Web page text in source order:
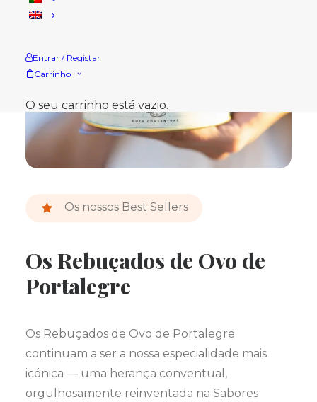
Entrar / Registar
Carrinho
O seu carrinho está vazio.
Os nossos Best Sellers
Os Rebuçados de Ovo de
Portalegre
Os Rebuçados de Ovo de Portalegre
continuam a ser a nossa especialidade mais
icónica — uma herança conventual,
orgulhosamente reinventada na Sabores